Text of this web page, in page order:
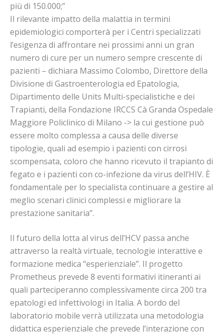
più di 150.000;”
Il rilevante impatto della malattia in termini
epidemiologici comporterà per i Centri specializzati
l’esigenza di affrontare nei prossimi anni un gran
numero di cure per un numero sempre crescente di
pazienti – dichiara Massimo Colombo, Direttore della
Divisione di Gastroenterologia ed Epatologia,
Dipartimento delle Units Multi-specialistiche e dei
Trapianti, della Fondazione IRCCS Cà Granda Ospedale
Maggiore Policlinico di Milano -> la cui gestione può
essere molto complessa a causa delle diverse
tipologie, quali ad esempio i pazienti con cirrosi
scompensata, coloro che hanno ricevuto il trapianto di
fegato e i pazienti con co-infezione da virus dell’HIV. È
fondamentale per lo specialista continuare a gestire al
meglio scenari clinici complessi e migliorare la
prestazione sanitaria”.
Il futuro della lotta al virus dell’HCV passa anche
attraverso la realtà virtuale, tecnologie interattive e
formazione medica “esperienziale”. Il progetto
Prometheus prevede 8 eventi formativi itineranti ai
quali parteciperanno complessivamente circa 200 tra
epatologi ed infettivologi in Italia. A bordo del
laboratorio mobile verrà utilizzata una metodologia
didattica esperienziale che prevede l’interazione con